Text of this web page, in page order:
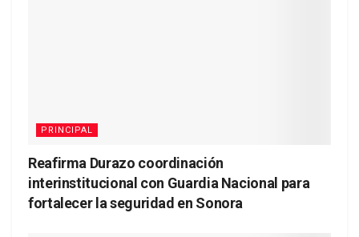
PRINCIPAL
Reafirma Durazo coordinación
interinstitucional con Guardia Nacional para
fortalecer la seguridad en Sonora